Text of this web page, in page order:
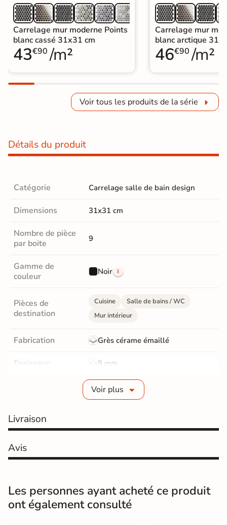
Carrelage mur moderne Points
blanc cassé 31x31 cm
43€90 /m²
Carrelage mur
blanc arctique
46€90 /m²
Voir tous les produits de la série
Détails du produit
Catégorie Carrelage salle de bain design
Dimensions 31x31 cm
Nombre de pièce
par boite
9
Gamme de
couleur
Noir
Pièces de
destination
Cuisine
Salle de bains / WC
Mur intérieur
Fabrication Grès cérame émaillé
Epaisseur 9 mm
Non-rectifié
Surface Structurée
Résistant au Gel
Conditionnement Boite
Voir plus
Livraison
Avis
Les personnes ayant acheté ce produit
ont également consulté